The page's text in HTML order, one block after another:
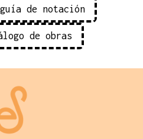
de notación
de obras